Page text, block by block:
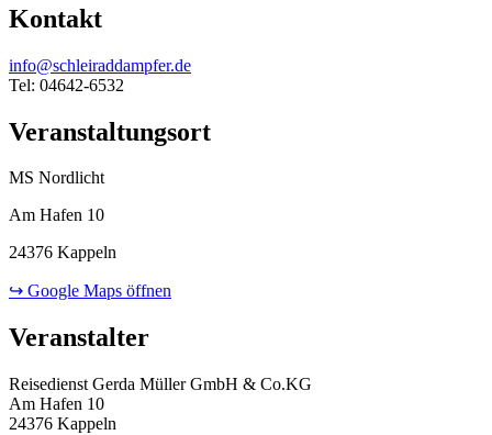
Kontakt
info@schleiraddampfer.de
Tel: 04642-6532
Veranstaltungsort
MS Nordlicht
Am Hafen 10
24376 Kappeln
↪ Google Maps öffnen
Veranstalter
Reisedienst Gerda Müller GmbH & Co.KG
Am Hafen 10
24376 Kappeln